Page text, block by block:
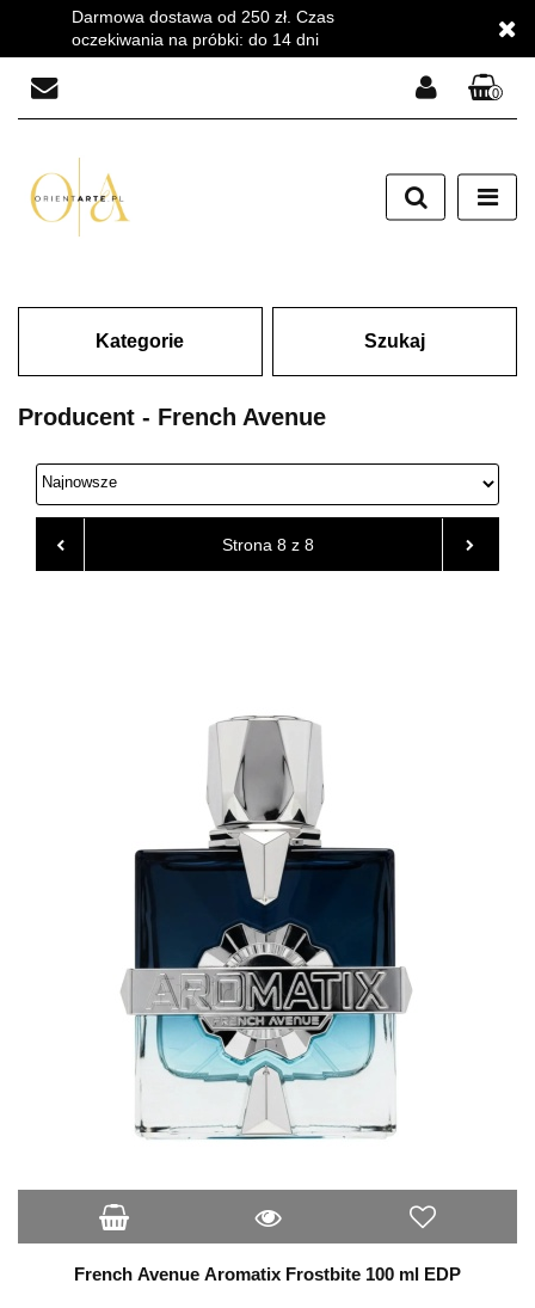
Darmowa dostawa od 250 zł. Czas
oczekiwania na próbki: do 14 dni
Zarejestruj się
Dodaj zgłoszenie
0
Kategorie Szukaj
Producent - French Avenue
French Avenue Aromatix Frostbite 100 ml EDP